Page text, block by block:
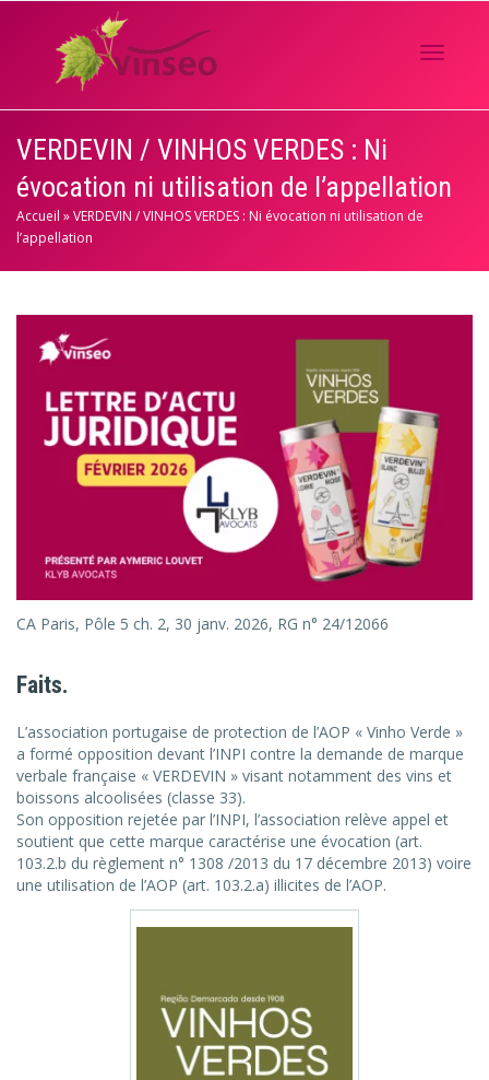
VERDEVIN / VINHOS VERDES : Ni
évocation ni utilisation de l’appellation
Accueil »VERDEVIN / VINHOS VERDES : Ni évocation ni utilisation de
l’appellation
CA Paris, Pôle 5 ch. 2, 30 janv. 2026, RG n° 24/12066
Faits.
L’association portugaise de protection de l’AOP « Vinho Verde »
a formé opposition devant l’INPI contre la demande de marque
verbale française « VERDEVIN » visant notamment des vins et
boissons alcoolisées (classe 33).
Son opposition rejetée par l’INPI, l’association relève appel et
soutient que cette marque caractérise une évocation (art.
103.2.b du règlement n° 1308 /2013 du 17 décembre 2013) voire
une utilisation de l’AOP (art. 103.2.a) illicites de l’AOP.